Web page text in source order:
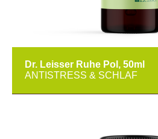
Dr. Leisser Ruhe Pol, 50ml
ANTISTRESS & SCHLAF